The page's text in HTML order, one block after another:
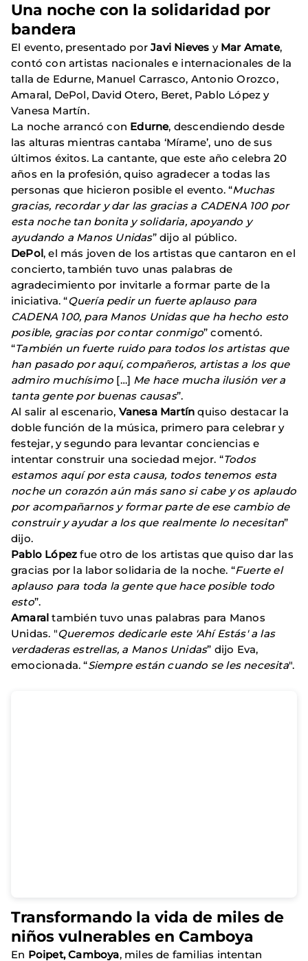
Una noche con la solidaridad por
bandera
El evento, presentado porJavi Nieves y Mar Amate,
contó con artistas nacionales e internacionales de la
talla de Edurne, Manuel Carrasco, Antonio Orozco,
Amaral, DePol, David Otero, Beret, Pablo López y
Vanesa Martín.
La noche arrancó con Edurne, descendiendo desde
las alturas mientras cantaba ‘Mírame’, uno de sus
últimos éxitos. La cantante, que este año celebra 20
años en la profesión, quiso agradecer a todas las
personas que hicieron posible el evento. “Muchas
gracias, recordar y dar las gracias a CADENA 100 por
esta noche tan bonita y solidaria, apoyando y
ayudando a Manos Unidas” dijo al público.
DePol, el más joven de los artistas que cantaron en el
concierto, también tuvo unas palabras de
agradecimiento por invitarle a formar parte de la
iniciativa. “Quería pedir un fuerte aplauso para
CADENA 100, para Manos Unidas que ha hecho esto
posible, gracias por contar conmigo” comentó.
“También un fuerte ruido para todos los artistas que
han pasado por aquí, compañeros, artistas a los que
admiro muchísimo […] Me hace mucha ilusión ver a
tanta gente por buenas causas”.
Al salir al escenario, Vanesa Martín quiso destacar la
doble función de la música, primero para celebrar y
festejar, y segundo para levantar conciencias e
intentar construir una sociedad mejor. “Todos
estamos aquí por esta causa, todos tenemos esta
noche un corazón aún más sano si cabe y os aplaudo
por acompañarnos y formar parte de ese cambio de
construir y ayudar a los que realmente lo necesitan”
dijo.
Pablo López fue otro de los artistas que quiso dar las
gracias por la labor solidaria de la noche. “Fuerte el
aplauso para toda la gente que hace posible todo
esto”.
Amaraltambién tuvo unas palabras para Manos
Unidas. "Queremos dedicarle este 'Ahí Estás' a las
verdaderas estrellas, a Manos Unidas” dijo Eva,
emocionada. “Siempre están cuando se les necesita".
Transformando la vida de miles de
niños vulnerables en Camboya
En Poipet, Camboya, miles de familias intentan